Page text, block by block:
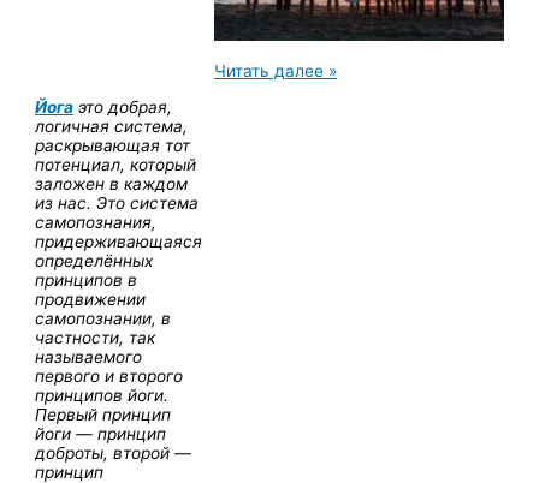
Йога это добрая,
логичная система,
раскрывающая тот
потенциал, который
заложен в каждом
из нас. Это система
самопознания,
придерживающаяся
определённых
принципов в
продвижении
самопознании, в
частности, так
называемого
первого и второго
принципов йоги.
Первый принцип
йоги — принцип
доброты, второй —
принцип
Йога
Читать далее »